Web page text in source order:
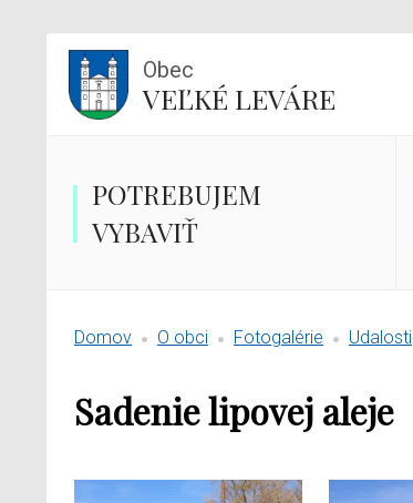
Obec
VEĽKÉ LEVÁRE
POTREBUJEM
VYBAVIŤ
Domov O obci Fotogalérie Udalosti
Sadenie lipovej aleje